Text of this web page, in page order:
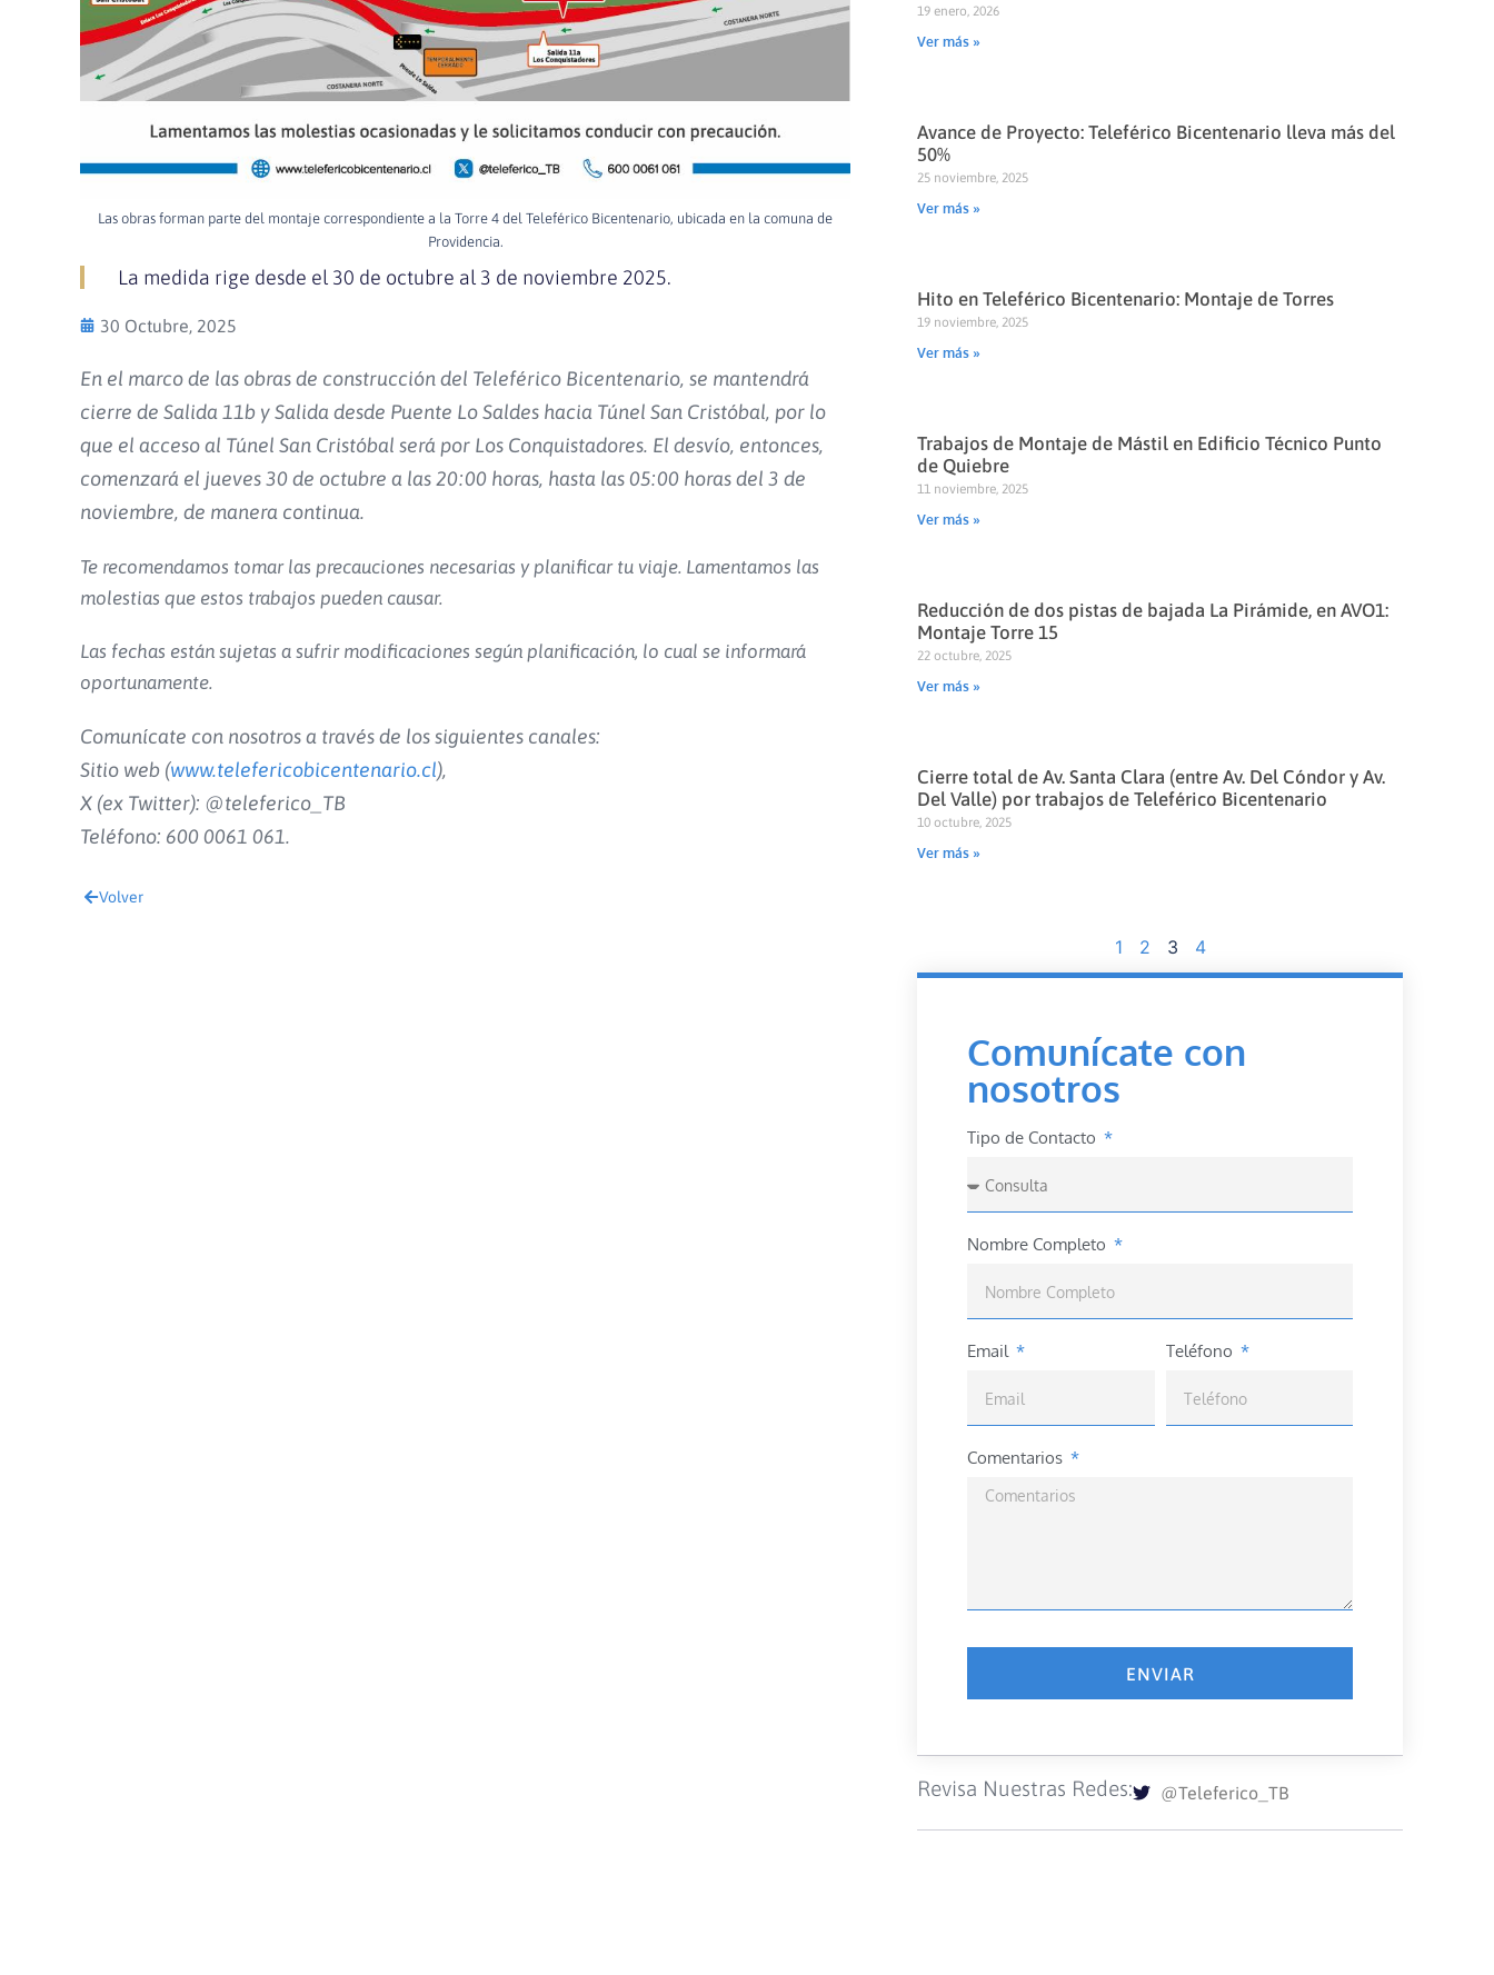
Las obras forman parte del montaje correspondiente a la Torre 4 del Teleférico Bicentenario, ubicada en la comuna de
Providencia.
La medida rige desde el 30 de octubre al 3 de noviembre 2025.
30 Octubre, 2025
En el marco de las obras de construcción del Teleférico Bicentenario, se mantendrá
cierre de Salida 11b y Salida desde Puente Lo Saldes hacia Túnel San Cristóbal, por lo
que el acceso al Túnel San Cristóbal será por Los Conquistadores. El desvío, entonces,
comenzará el jueves 30 de octubre a las 20:00 horas, hasta las 05:00 horas del 3 de
noviembre, de manera continua.
Te recomendamos tomar las precauciones necesarias y planificar tu viaje. Lamentamos las
molestias que estos trabajos pueden causar.
Las fechas están sujetas a sufrir modificaciones según planificación, lo cual se informará
oportunamente.
Comunícate con nosotros a través de los siguientes canales:
Sitio web (www.telefericobicentenario.cl),
X (ex Twitter): @teleferico_TB
Teléfono: 600 0061 061.
Volver
19 enero, 2026
Ver más »
Avance de Proyecto: Teleférico Bicentenario lleva más del
50%
25 noviembre, 2025
Ver más »
Hito en Teleférico Bicentenario: Montaje de Torres
19 noviembre, 2025
Ver más »
Trabajos de Montaje de Mástil en Edificio Técnico Punto
de Quiebre
11 noviembre, 2025
Ver más »
Reducción de dos pistas de bajada La Pirámide, en AVO1:
Montaje Torre 15
22 octubre, 2025
Ver más »
Cierre total de Av. Santa Clara (entre Av. Del Cóndor y Av.
Del Valle) por trabajos de Teleférico Bicentenario
10 octubre, 2025
Ver más »
1 2 3 4
Comunícate con
nosotros
Tipo de Contacto
Nombre Completo
Email Teléfono
Comentarios
ENVIAR
Revisa Nuestras Redes: @Teleferico_TB